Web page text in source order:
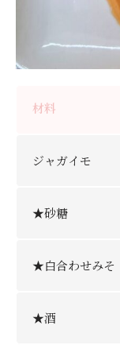
材料
ジャガイモ
★砂糖
★白合わせみそ
★酒